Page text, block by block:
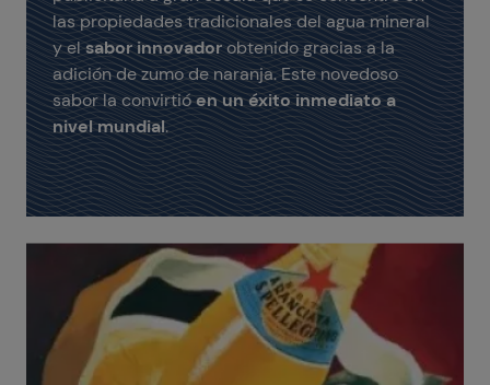
las propiedades tradicionales del agua mineral
y elsabor innovadorobtenido gracias a la
adición de zumo de naranja. Este novedoso
sabor la convirtióen un éxito inmediato a
nivel mundial.